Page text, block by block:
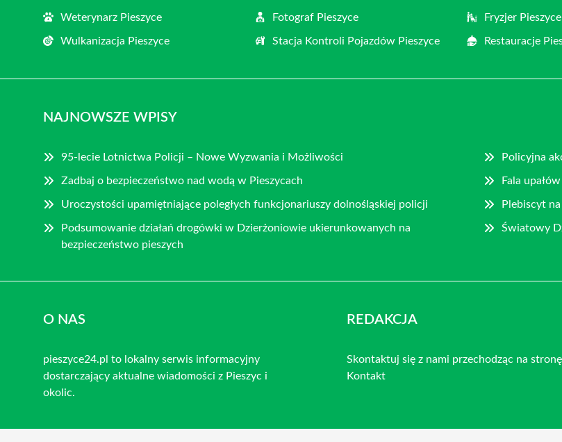
Weterynarz Pieszyce Fotograf Pieszyce Fryzjer Pieszyce
Wulkanizacja Pieszyce Stacja Kontroli Pojazdów Pieszyce Restauracje
NAJNOWSZE WPISY
95-lecie Lotnictwa Policji – Nowe Wyzwania i Możliwości Policyjna
Zadbaj o bezpieczeństwo nad wodą w Pieszycach Fala
Uroczystości upamiętniające poległych funkcjonariuszy dolnośląskiej policji Plebiscyt
Podsumowanie działań drogówki w Dzierżoniowie ukierunkowanych na
bezpieczeństwo pieszych
Światowy
O NAS
pieszyce24.pl to lokalny serwis informacyjny
dostarczający aktualne wiadomości z Pieszyc i
okolic.
REDAKCJA
Skontaktuj się z nami przechodząc na stronę
Kontakt